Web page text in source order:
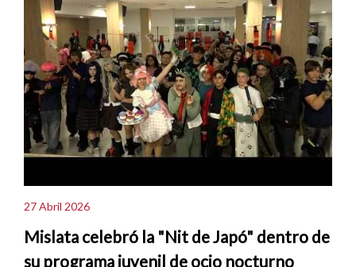
27 Abril 2026
Mislata celebró la "Nit de Japó" dentro de
su programa juvenil de ocio nocturno